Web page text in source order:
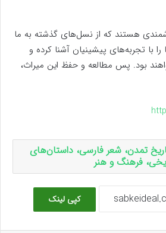
هستند که از نسل‌های گذشته به ما
با تجربه‌های پیشینیان آشنا کرده و
بود. پس مطالعه و حفظ این میراث،
تمدن، شعر فارسی، داستان‌های
فرهنگ و هنر
کپی لینک